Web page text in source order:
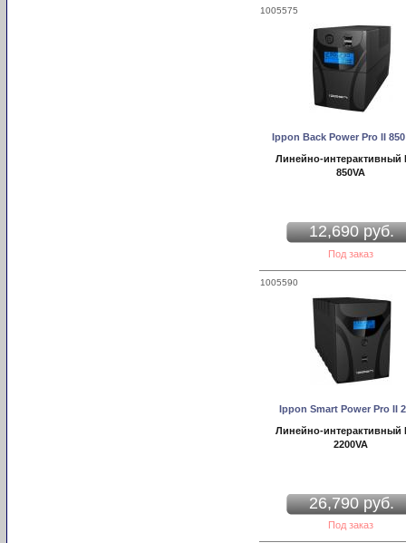
1005575
Ippon Back Power Pro II
Линейно-
850VA
12,690 руб.
Под заказ
1005590
Ippon Smart Power Pro II
Линейно-
2200VA
26,790 руб.
Под заказ